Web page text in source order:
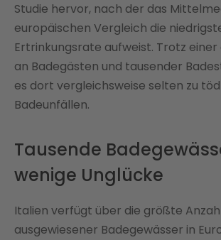
Studie hervor, nach der das
europäischen Vergleich die
Ertrinkungsrate aufweist. Trotz
an Badegästen und tausender
es dort vergleichsweise selten zu
Badeunfällen.
Tausende
wenige Unglücke
Italien verfügt über die größte
ausgewiesener Badegewässer in